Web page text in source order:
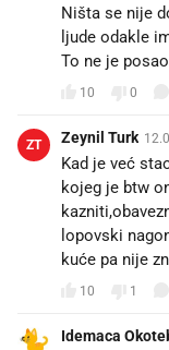
Ništa se nije
ljude odakle
To ne je
10 0
ZT Zeynil Turk
Kad je već
kojeg je btw
lopovski
kuće pa nije
10 1
Idemaca